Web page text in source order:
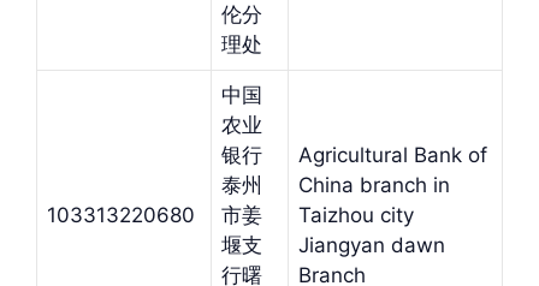
伦分
理处
103313220680
中国
农业
银行
泰州
市姜
堰支
行曙
Agricultural Bank of
China branch in
Taizhou city
Jiangyan dawn
Branch